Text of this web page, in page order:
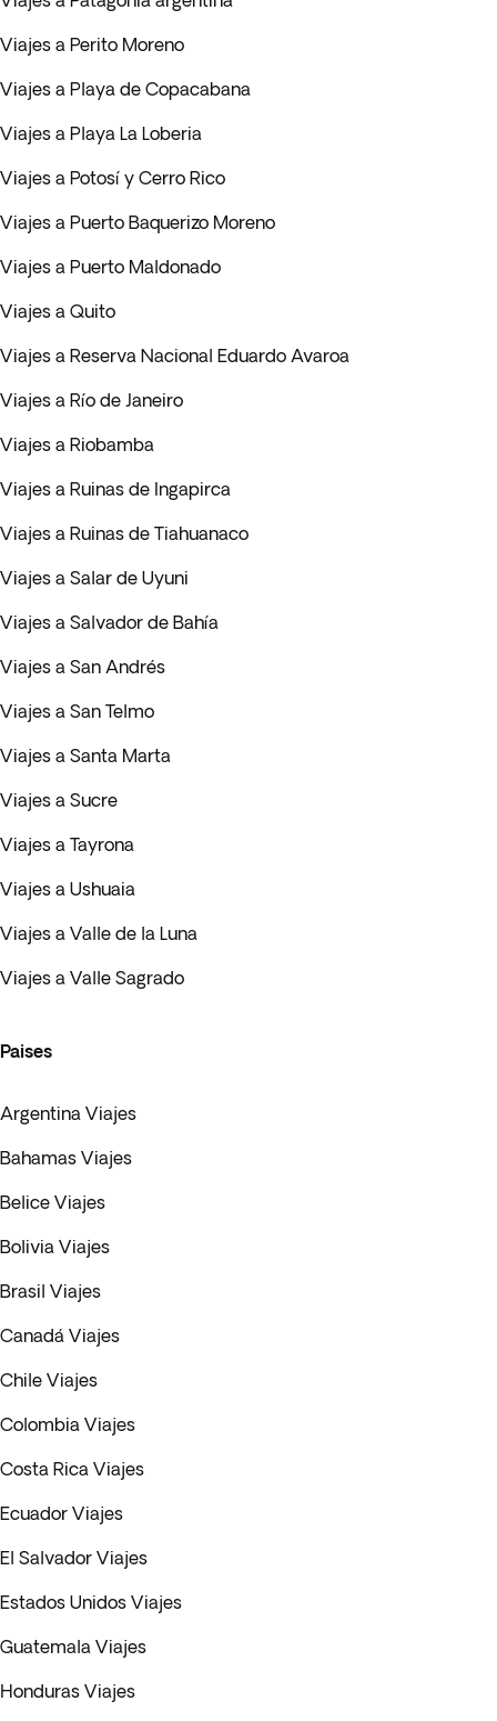
Viajes a Perito Moreno
Viajes a Playa de Copacabana
Viajes a Playa La Loberia
Viajes a Potosí y Cerro Rico
Viajes a Puerto Baquerizo Moreno
Viajes a Puerto Maldonado
Viajes a Quito
Viajes a Reserva Nacional Eduardo Avaroa
Viajes a Río de Janeiro
Viajes a Riobamba
Viajes a Ruinas de Ingapirca
Viajes a Ruinas de Tiahuanaco
Viajes a Salar de Uyuni
Viajes a Salvador de Bahía
Viajes a San Andrés
Viajes a San Telmo
Viajes a Santa Marta
Viajes a Sucre
Viajes a Tayrona
Viajes a Ushuaia
Viajes a Valle de la Luna
Viajes a Valle Sagrado
Paises
Argentina Viajes
Bahamas Viajes
Belice Viajes
Bolivia Viajes
Brasil Viajes
Canadá Viajes
Chile Viajes
Colombia Viajes
Costa Rica Viajes
Ecuador Viajes
El Salvador Viajes
Estados Unidos Viajes
Guatemala Viajes
Honduras Viajes